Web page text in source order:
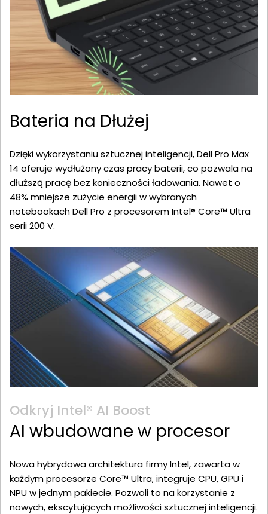
Bateria na Dłużej
Dzięki wykorzystaniu sztucznej inteligencji, Dell Pro Max
14 oferuje wydłużony czas pracy baterii, co pozwala na
dłuższą pracę bez konieczności ładowania. Nawet o
48% mniejsze zużycie energii w wybranych
notebookach Dell Pro z procesorem Intel® Core™ Ultra
serii 200 V.
Odkryj Intel® AI Boost
AI wbudowane w procesor
Nowa hybrydowa architektura firmy Intel, zawarta w
każdym procesorze Core™ Ultra, integruje CPU, GPU i
NPU w jednym pakiecie. Pozwoli to na korzystanie z
nowych, ekscytujących możliwości sztucznej inteligencji.